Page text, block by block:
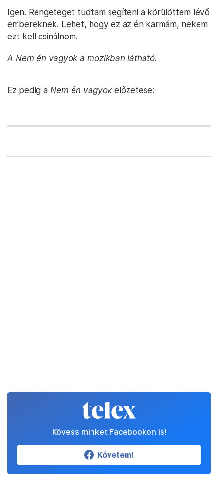
Igen. Rengeteget tudtam segíteni a körülöttem lévő
embereknek. Lehet, hogy ez az én karmám, nekem
ezt kell csinálnom.
A Nem én vagyok a mozikban látható.
Ez pedig a Nem én vagyokelőzetese:
Kövess minket Facebookon is!
Követem!